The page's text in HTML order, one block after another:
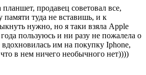
продавец советовал все,
памяти туда не вставишь, и к
нужно, но я таки взяла Apple
пользуюсь и ни разу не пожалела о
им на покупку Iphone,
что в нем ничего необычного нет))))